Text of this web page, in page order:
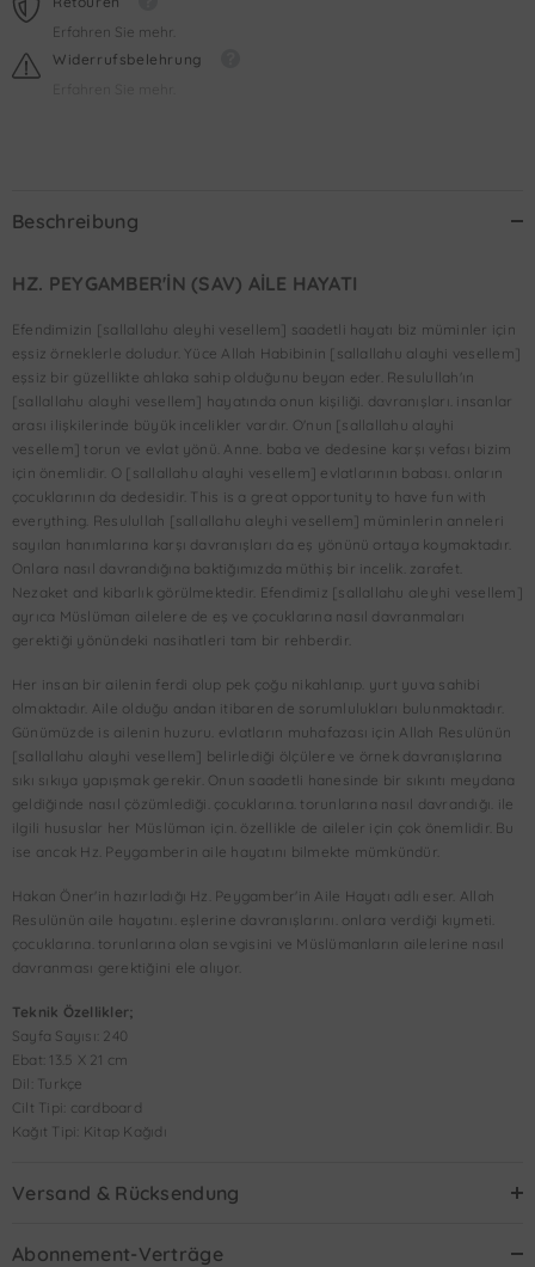
Erfahren Sie mehr.
Widerrufsbelehrung
Beschreibung
HZ. PEYGAMBER'İN (SAV) AİLE HAYATI
Efendimizin [sallallahu aleyhi vesellem] saadetli hayatı biz müminler için
eşsiz örneklerle doludur. Yüce Allah Habibinin [sallallahu alayhi vesellem]
eşsiz bir güzellikte ahlaka sahip olduğunu beyan eder. Resulullah'ın
[sallallahu alayhi vesellem] hayatında onun kişiliği. davranışları. insanlar
arası ilişkilerinde büyük incelikler vardır. O'nun [sallallahu alayhi
vesellem] torun ve evlat yönü. Anne. baba ve dedesine karşı vefası bizim
için önemlidir. O [sallallahu alayhi vesellem] evlatlarının babası. onların
çocuklarının da dedesidir. This is a great opportunity to have fun with
everything. Resulullah [sallallahu aleyhi vesellem] müminlerin anneleri
sayılan hanımlarına karşı davranışları da eş yönünü ortaya koymaktadır.
Onlara nasıl davrandığına baktiğımızda müthiş bir incelik. zarafet.
Nezaket and kibarlık görülmektedir. Efendimiz [sallallahu aleyhi vesellem]
ayrıca Müslüman ailelere de eş ve çocuklarına nasıl davranmaları
gerektiği yönündeki nasihatleri tam bir rehberdir.
Her insan bir ailenin ferdi olup pek çoğu nikahlanıp. yurt yuva sahibi
olmaktadır. Aile olduğu andan itibaren de sorumlulukları bulunmaktadır.
Günümüzde is ailenin huzuru. evlatların muhafazası için Allah Resulünün
[sallallahu alayhi vesellem] belirlediği ölçülere ve örnek davranışlarına
sıkı sıkıya yapışmak gerekir. Onun saadetli hanesinde bir sıkıntı meydana
geldiğinde nasıl çözümlediği. çocuklarına. torunlarına nasıl davrandığı. ile
ilgili hususlar her Müslüman için. özellikle de aileler için çok önemlidir. Bu
ise ancak Hz. Peygamberin aile hayatını bilmekte mümkündür.
Hakan Öner'in hazırladığı Hz. Peygamber'in Aile Hayatı adlı eser. Allah
Resulünün aile hayatını. eşlerine davranışlarını. onlara verdiği kıymeti.
çocuklarına. torunlarına olan sevgisini ve Müslümanların ailelerine nasıl
davranması gerektiğini ele alıyor.
Teknik Özellikler;
Sayfa Sayısı: 240
Ebat: 13.5 X 21 cm
Dil: Turkçe
Cilt Tipi: cardboard
Kağıt Tipi: Kitap Kağıdı
Versand & Rücksendung
Abonnement-Verträge